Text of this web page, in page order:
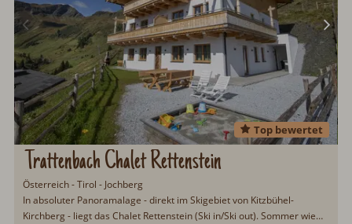
Trattenbach Chalet Rettenstein
Top bewertet
Österreich - Tirol - Jochberg
In absoluter Panoramalage - direkt im Skigebiet von Kitzbühel-
Kirchberg - liegt das Chalet Rettenstein (Ski in/Ski out). Sommer wie